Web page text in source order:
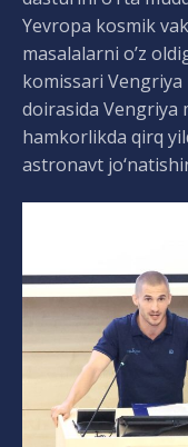
Yevropa kosmik
masalalarni o’z
komissari
doirasida Vengriya
hamkorlikda qirq
astronavt